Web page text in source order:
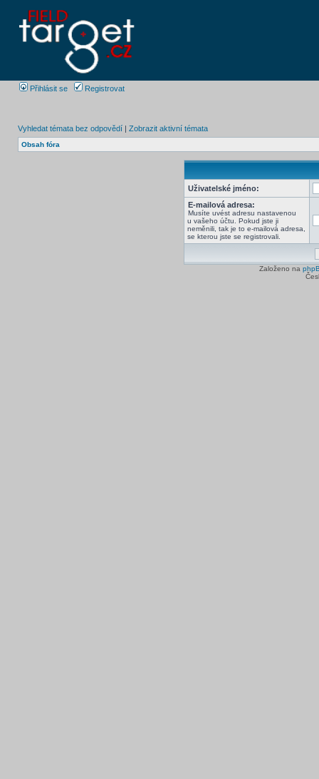
Přihlásit se Registrovat
Vyhledat témata bez odpovědí | Zobrazit aktivní témata
Obsah fóra
Uživatelské jméno:
E-mailová adresa:
Musíte uvést adresu nastavenou
u vašeho účtu. Pokud jste ji
neměnili, tak je to e-mailová adresa,
se kterou jste se registrovali.
Založeno na